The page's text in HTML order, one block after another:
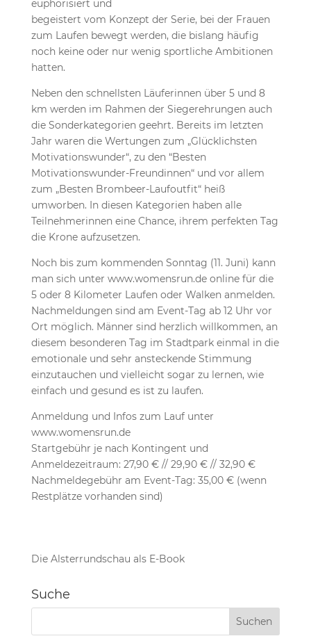
euphorisiert und
begeistert vom Konzept der Serie, bei der Frauen
zum Laufen bewegt werden, die bislang häufig
noch keine oder nur wenig sportliche Ambitionen
hatten.
Neben den schnellsten Läuferinnen über 5 und 8
km werden im Rahmen der Siegerehrungen auch
die Sonderkategorien geehrt. Bereits im letzten
Jahr waren die Wertungen zum „Glücklichsten
Motivationswunder“, zu den “Besten
Motivationswunder-Freundinnen“ und vor allem
zum „Besten Brombeer-Laufoutfit“ heiß
umworben. In diesen Kategorien haben alle
Teilnehmerinnen eine Chance, ihrem perfekten Tag
die Krone aufzusetzen.
Noch bis zum kommenden Sonntag (11. Juni) kann
man sich unter www.womensrun.de online für die
5 oder 8 Kilometer Laufen oder Walken anmelden.
Nachmeldungen sind am Event-Tag ab 12 Uhr vor
Ort möglich. Männer sind herzlich willkommen, an
diesem besonderen Tag im Stadtpark einmal in die
emotionale und sehr ansteckende Stimmung
einzutauchen und vielleicht sogar zu lernen, wie
einfach und gesund es ist zu laufen.
Anmeldung und Infos zum Lauf unter
www.womensrun.de
Startgebühr je nach Kontingent und
Anmeldezeitraum: 27,90 € // 29,90 € // 32,90 €
Nachmeldegebühr am Event-Tag: 35,00 € (wenn
Restplätze vorhanden sind)
Die Alsterrundschau als E-Book
Suche